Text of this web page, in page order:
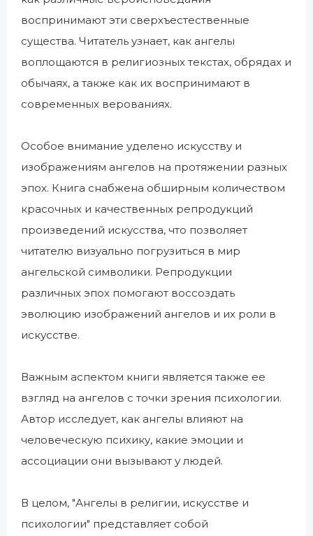
воспринимают эти сверхъестественные
существа. Читатель узнает, как ангелы
воплощаются в религиозных текстах, обрядах и
обычаях, а также как их воспринимают в
современных верованиях.
Особое внимание уделено искусству и
изображениям ангелов на протяжении разных
эпох. Книга снабжена обширным количеством
красочных и качественных репродукций
произведений искусства, что позволяет
читателю визуально погрузиться в мир
ангельской символики. Репродукции
различных эпох помогают воссоздать
эволюцию изображений ангелов и их роли в
искусстве.
Важным аспектом книги является также ее
взгляд на ангелов с точки зрения психологии.
Автор исследует, как ангелы влияют на
человеческую психику, какие эмоции и
ассоциации они вызывают у людей.
В целом, "Ангелы в религии, искусстве и
психологии" представляет собой